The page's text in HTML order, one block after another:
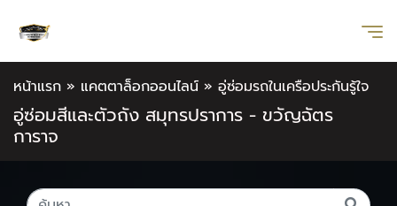
หน้าแรก » แคตตาล็อกออนไลน์ » อู่ซ่อมรถในเครือประกันรู้ใจ
อู่ซ่อมสีและตัวถัง สมุทรปราการ - ขวัญฉัตร
การาจ